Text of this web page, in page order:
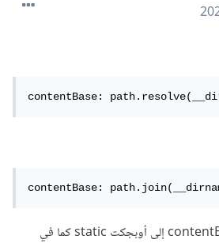
contentBase:
contentBase:
أو يمكنك إضافة كلمة contentBase إلى أوبجكت static كما في